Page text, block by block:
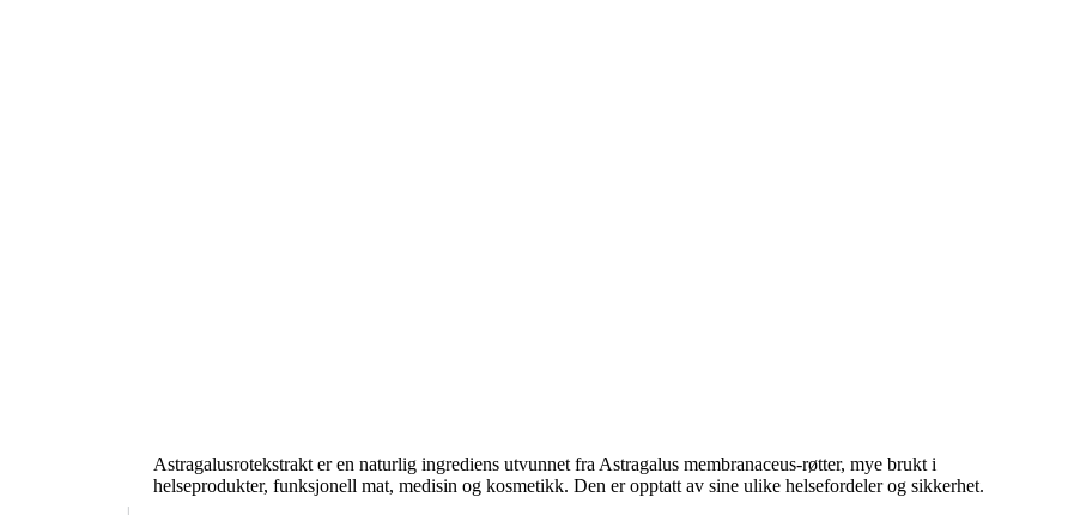
Astragalusrotekstrakt er en naturlig ingrediens utvunnet fra Astragalus membranaceus-røtter, mye brukt i
helseprodukter, funksjonell mat, medisin og kosmetikk. Den er opptatt av sine ulike helsefordeler og sikkerhet.